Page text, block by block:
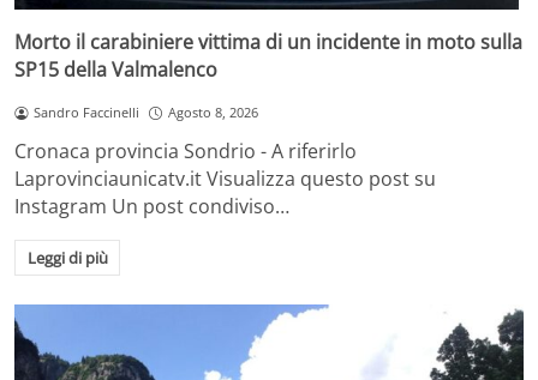
Morto il carabiniere vittima di un incidente in moto sulla
SP15 della Valmalenco
Sandro Faccinelli Agosto 8, 2026
Cronaca provincia Sondrio - A riferirlo
Laprovinciaunicatv.it Visualizza questo post su
Instagram Un post condiviso…
Leggi di più